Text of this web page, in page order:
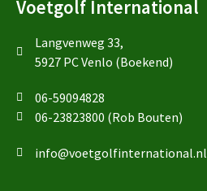
Voetgolf International
Langvenweg 33,
5927 PC Venlo (Boekend)
06-59094828
06-23823800 (Rob Bouten)
info@voetgolfinternational.nl